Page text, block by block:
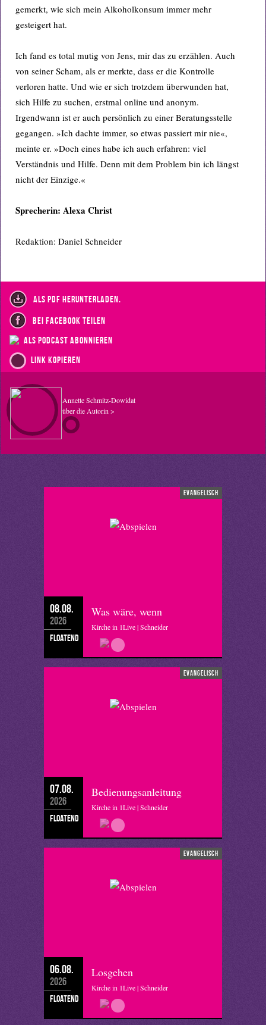
gemerkt, wie sich mein Alkoholkonsum immer mehr
gesteigert hat.
Ich fand es total mutig von Jens, mir das zu erzählen. Auch
von seiner Scham, als er merkte, dass er die Kontrolle
verloren hatte. Und wie er sich trotzdem überwunden hat,
sich Hilfe zu suchen, erstmal online und anonym.
Irgendwann ist er auch persönlich zu einer Beratungsstelle
gegangen. »Ich dachte immer, so etwas passiert mir nie«,
meinte er. »Doch eines habe ich auch erfahren: viel
Verständnis und Hilfe. Denn mit dem Problem bin ich längst
nicht der Einzige.«
Sprecherin: Alexa Christ
Redaktion: Daniel Schneider
als PDF herunterladen.
bei Facebook teilen
als Podcast abonnieren
Link kopieren
Annette Schmitz-Dowidat
über die Autorin >
evangelisch
08.08.
2026
floatend
Was wäre, wenn
Kirche in 1Live | Schneider
evangelisch
07.08.
2026
floatend
Bedienungsanleitung
Kirche in 1Live | Schneider
evangelisch
06.08.
2026
floatend
Losgehen
Kirche in 1Live | Schneider